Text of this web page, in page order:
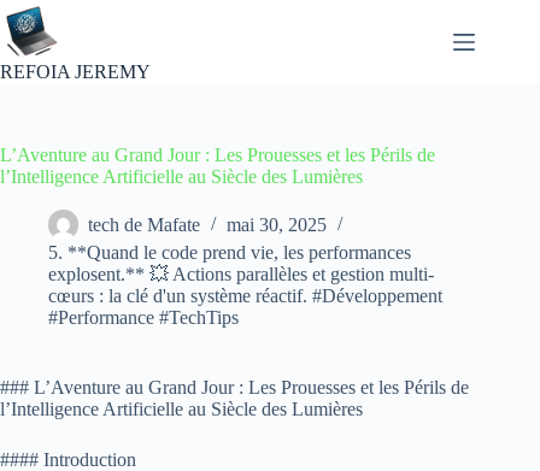
Passer
au
contenu
REFOIA JEREMY
L’Aventure au Grand Jour : Les Prouesses et les Périls de
l’Intelligence Artificielle au Siècle des Lumières
tech de Mafate
mai 30, 2025
5. **Quand le code prend vie, les performances
explosent.** 💥 Actions parallèles et gestion multi-
cœurs : la clé d'un système réactif. #Développement
#Performance #TechTips
### L’Aventure au Grand Jour : Les Prouesses et les Périls de
l’Intelligence Artificielle au Siècle des Lumières
#### Introduction